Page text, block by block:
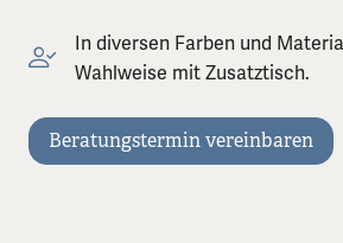
In diversen Farben und
Wahlweise mit Zusatztisch.
Beratungstermin vereinbaren